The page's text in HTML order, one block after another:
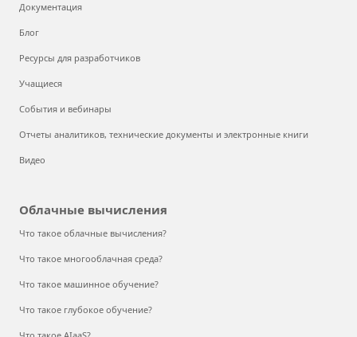
Документация
Блог
Ресурсы для разработчиков
Учащиеся
События и вебинары
Отчеты аналитиков, технические документы и электронные книги
Видео
Облачные вычисления
Что такое облачные вычисления?
Что такое многооблачная среда?
Что такое машинное обучение?
Что такое глубокое обучение?